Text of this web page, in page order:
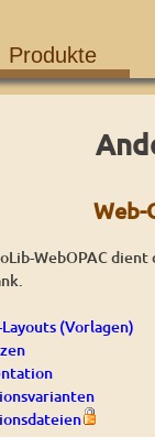
Produkte
Web-
WebOPAC
(Vorlagen)